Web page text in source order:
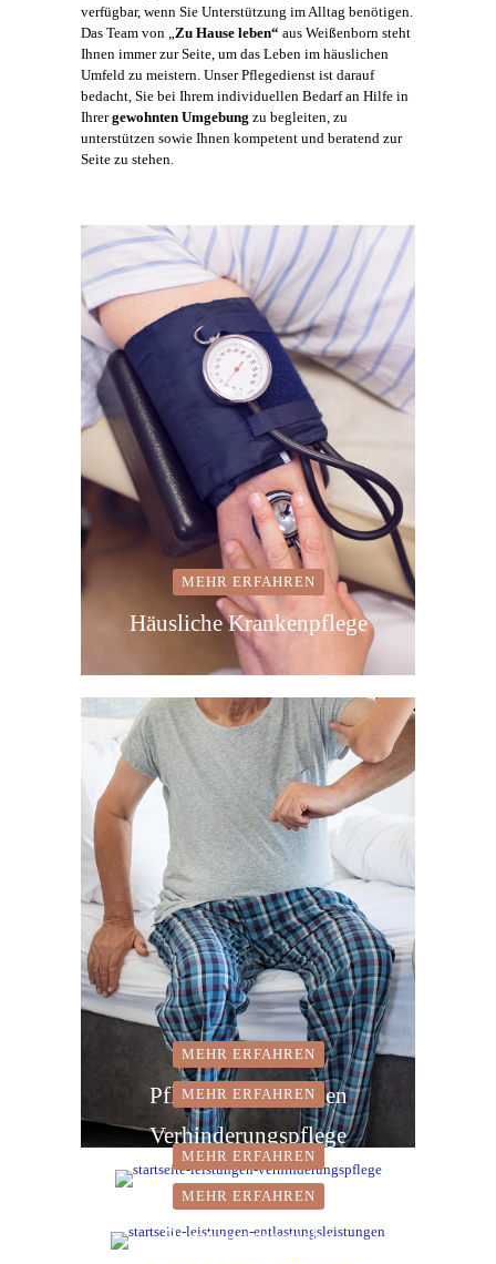
verfügbar, wenn Sie Unterstützung im Alltag benötigen.
Das Team von „Zu Hause leben“ aus Weißenborn steht
Ihnen immer zur Seite, um das Leben im häuslichen
Umfeld zu meistern. Unser Pflegedienst ist darauf
bedacht, Sie bei Ihrem individuellen Bedarf an Hilfe in
Ihrergewohnten Umgebung zu begleiten, zu
unterstützen sowie Ihnen kompetent und beratend zur
Seite zu stehen.
MEHR ERFAHREN
Häusliche Krankenpflege
MEHR ERFAHREN
Pflegesachleistungen
MEHR ERFAHREN
Verhinderungspflege
MEHR ERFAHREN
Entlastungsleistungen
MEHR ERFAHREN
Beratungsbesuche